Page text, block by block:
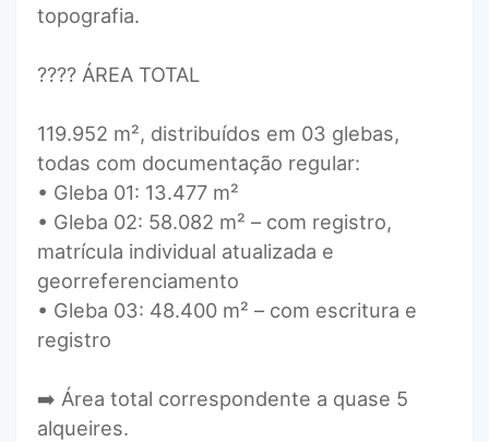
topografia.
???? ÁREA TOTAL
119.952 m², distribuídos em 03 glebas,
todas com documentação regular:
• Gleba 01: 13.477 m²
• Gleba 02: 58.082 m² – com registro,
matrícula individual atualizada e
georreferenciamento
• Gleba 03: 48.400 m² – com escritura e
registro
➡️ Área total correspondente a quase 5
alqueires.